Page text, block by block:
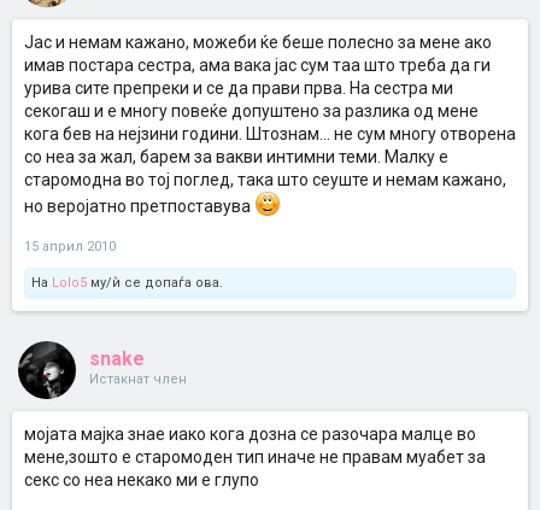
Јас и немам кажано, можеби ќе беше полесно за мене ако
имав постара сестра, ама вака јас сум таа што треба да ги
урива сите препреки и се да прави прва. На сестра ми
секогаш и е многу повеќе допуштено за разлика од мене
кога бев на нејзини години. Штознам... не сум многу отворена
со неа за жал, барем за вакви интимни теми. Малку е
старомодна во тој поглед, така што сеуште и немам кажано,
но веројатно претпоставува
15 април 2010
На Lolo5 му/ѝ се допаѓа ова.
snake
Истакнат член
мојата мајка знае иако кога дозна се разочара малце во
мене,зошто е старомоден тип иначе не правам муабет за
секс со неа некако ми е глупо